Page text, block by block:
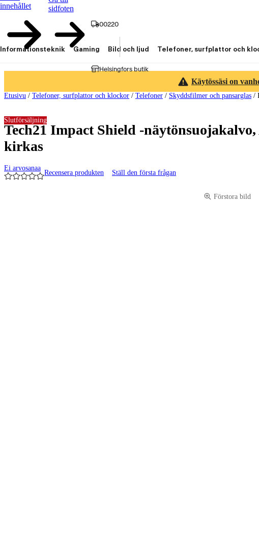
innehållet
sidfoten
00220
Helsingfors butik
Informationsteknik Gaming Bild och ljud Telefoner, surfplattor och
Käytössäsi on
Etusivu / Telefoner, surfplattor och klockor / Telefoner / Skyddsfilmer och pansarglas /
Tech21 Impact Shield -
kirkas
Ei arvosanaa
Recensera produkten Ställ den första frågan
Slutförsäljning
Förstora bild